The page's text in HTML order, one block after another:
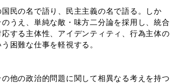
民の名で語り、民主主義の名で語る。しか
うえ、単純な敵・味方二分論を採用し、統合
する主体性、アイデンティティ、行為主体の
困難な仕事を軽視する。
他の政治的問題に関して相異なる考えを持つ